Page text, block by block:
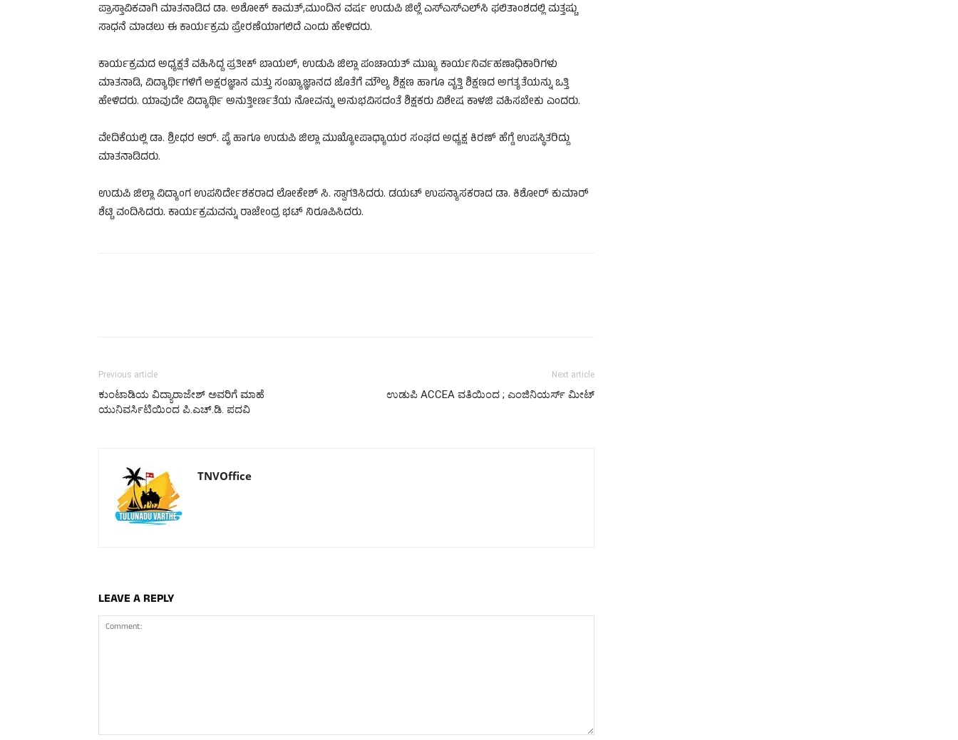
ಪ್ರಾಸ್ತಾವಿಕವಾಗಿ ಮಾತನಾಡಿದ ಡಾ. ಅಶೋಕ್ ಕಾಮತ್,ಮುಂದಿನ ವರ್ಷ ಉಡುಪಿ ಜಿಲ್ಲೆ ಎಸ್‌ಎಸ್‌ಎಲ್‌ಸಿ ಫಲಿತಾಂಶದಲ್ಲಿ ಮತ್ತಷ್ಟು
ಸಾಧನೆ ಮಾಡಲು ಈ ಕಾರ್ಯಕ್ರಮ ಪ್ರೇರಣೆಯಾಗಲಿದೆ ಎಂದು ಹೇಳಿದರು.
ಕಾರ್ಯಕ್ರಮದ ಅಧ್ಯಕ್ಷತೆ ವಹಿಸಿದ್ದ ಪ್ರತೀಕ್ ಬಾಯಲ್, ಉಡುಪಿ ಜಿಲ್ಲಾ ಪಂಚಾಯತ್ ಮುಖ್ಯ ಕಾರ್ಯನಿರ್ವಹಣಾಧಿಕಾರಿಗಳು
ಮಾತನಾಡಿ, ವಿದ್ಯಾರ್ಥಿಗಳಿಗೆ ಅಕ್ಷರಜ್ಞಾನ ಮತ್ತು ಸಂಖ್ಯಾಜ್ಞಾನದ ಜೊತೆಗೆ ಮೌಲ್ಯ ಶಿಕ್ಷಣ ಹಾಗೂ ವೃತ್ತಿ ಶಿಕ್ಷಣದ ಅಗತ್ಯತೆಯನ್ನು ಒತ್ತಿ
ಹೇಳಿದರು. ಯಾವುದೇ ವಿದ್ಯಾರ್ಥಿ ಅನುತ್ತೀರ್ಣತೆಯ ನೋವನ್ನು ಅನುಭವಿಸದಂತೆ ಶಿಕ್ಷಕರು ವಿಶೇಷ ಕಾಳಜಿ ವಹಿಸಬೇಕು ಎಂದರು.
ವೇದಿಕೆಯಲ್ಲಿ ಡಾ. ಶ್ರೀಧರ ಆರ್. ಪೈ ಹಾಗೂ ಉಡುಪಿ ಜಿಲ್ಲಾ ಮುಖ್ಯೋಪಾಧ್ಯಾಯರ ಸಂಘದ ಅಧ್ಯಕ್ಷ ಕಿರಣ್ ಹೆಗ್ಡೆ ಉಪಸ್ಥಿತರಿದ್ದು
ಮಾತನಾಡಿದರು.
ಉಡುಪಿ ಜಿಲ್ಲಾ ವಿದ್ಯಾಂಗ ಉಪನಿರ್ದೇಶಕರಾದ ಲೋಕೇಶ್ ಸಿ. ಸ್ವಾಗತಿಸಿದರು. ಡಯಟ್ ಉಪನ್ಯಾಸಕರಾದ ಡಾ. ಕಿಶೋರ್ ಕುಮಾರ್
ಶೆಟ್ಟಿ ವಂದಿಸಿದರು. ಕಾರ್ಯಕ್ರಮವನ್ನು ರಾಜೇಂದ್ರ ಭಟ್ ನಿರೂಪಿಸಿದರು.
Previous article
ಕುಂಟಾಡಿಯ ವಿದ್ಯಾರಾಜೇಶ್ ಅವರಿಗೆ ಮಾಹೆ
ಯುನಿವರ್ಸಿಟಿಯಿಂದ ಪಿ.ಎಚ್.ಡಿ. ಪದವಿ
Next article
ಉಡುಪಿ ACCEA ವತಿಯಿಂದ ; ಎಂಜಿನಿಯರ್ಸ್ ಮೀಟ್
TNVOffice
LEAVE A REPLY